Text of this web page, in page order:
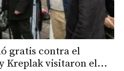
gratis contra el
Kreplak visitaron el...